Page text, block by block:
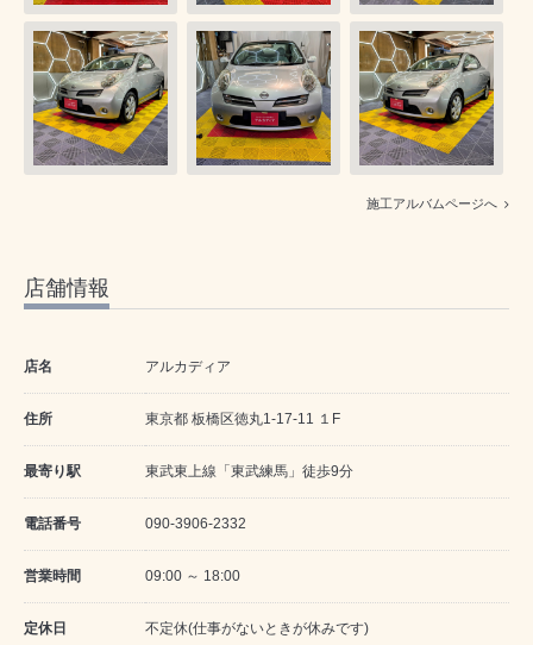
施工アルバムページへ
店舗情報
店名 アルカディア
住所 東京都 板橋区徳丸1-17-11 １F
最寄り駅 東武東上線「東武練馬」徒歩9分
電話番号 090-3906-2332
営業時間 09:00 ～ 18:00
定休日 不定休(仕事がないときが休みです)